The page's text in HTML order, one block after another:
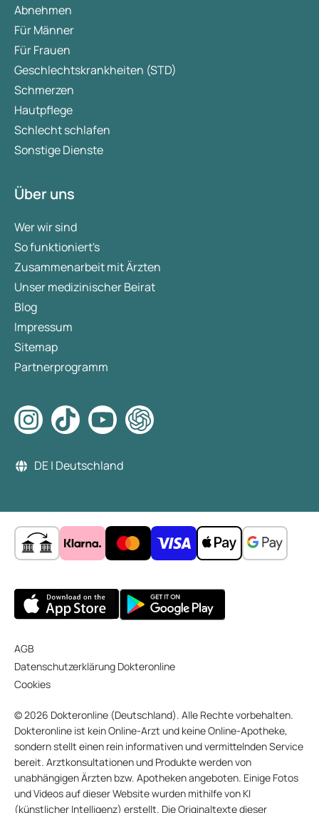
Abnehmen
Für Männer
Für Frauen
Geschlechtskrankheiten (STD)
Schmerzen
Hautpflege
Schlecht schlafen
Sonstige Dienste
Über uns
Wer wir sind
So funktioniert's
Zusammenarbeit mit Ärzten
Unser medizinischer Beirat
Blog
Impressum
Sitemap
Partnerprogramm
DE | Deutschland
AGB
Datenschutzerklärung Dokteronline
Cookies
© 2026 Dokteronline (Deutschland). Alle Rechte vorbehalten.
Dokteronline ist kein Online-Arzt und keine Online-Apotheke,
sondern stellt einen rein informativen und vermittelnden Service
bereit. Arztkonsultationen und Produkte werden von
unabhängigen Ärzten bzw. Apotheken angeboten. Einige Fotos
und Videos auf dieser Website wurden mithilfe von KI
(künstlicher Intelligenz) erstellt. Die Originaltexte dieser